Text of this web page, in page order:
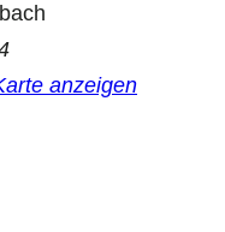
anzeigen